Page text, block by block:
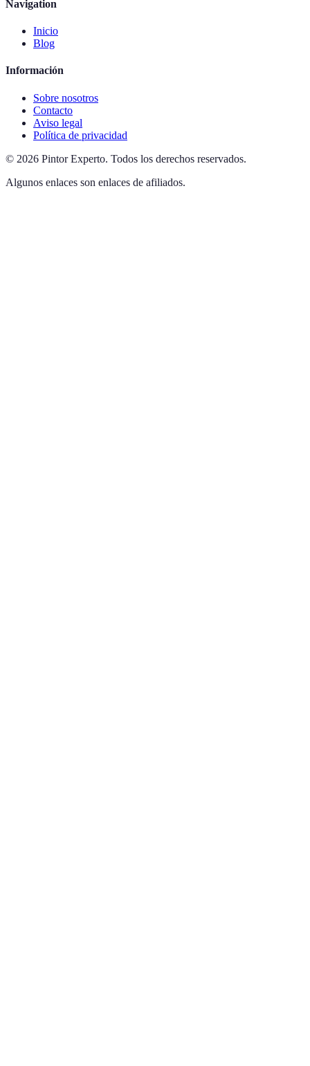
Navigation
Inicio
Blog
Información
Sobre nosotros
Contacto
Aviso legal
Política de privacidad
© 2026 Pintor Experto. Todos los derechos reservados.
Algunos enlaces son enlaces de afiliados.